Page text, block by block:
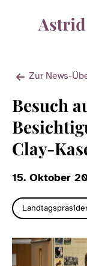
Zur News-
Besuch
Clay-
15. Oktober